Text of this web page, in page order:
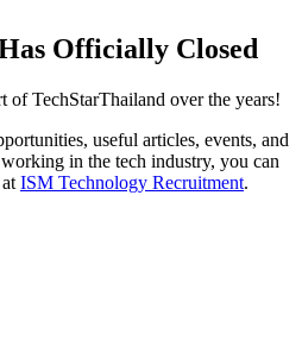
Officially Closed
of TechStarThailand over the years!
useful articles, events, and
in the tech industry, you can
ISM Technology Recruitment.